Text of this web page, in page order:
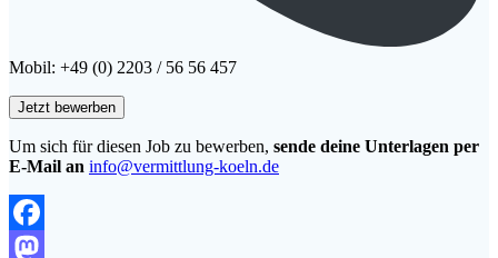
Mobil: +49 (0) 2203 / 56 56 457
Um sich für diesen Job zu bewerben, sende deine Unterlagen per
E-Mail an info@vermittlung-koeln.de
Facebook